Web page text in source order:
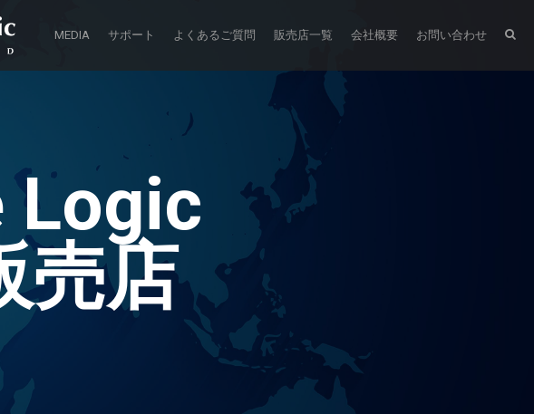
MEDIA サポート よくあるご質問 販売店一覧 会社概要 お問い合わせ
Logic
売店